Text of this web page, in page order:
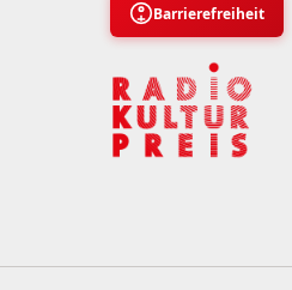
Barrierefreiheit